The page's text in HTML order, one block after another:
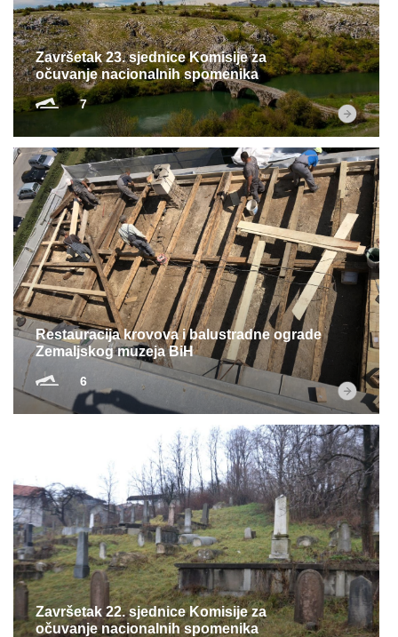
Završetak 23. sjednice Komisije za
očuvanje nacionalnih spomenika
7
Restauracija krovova i balustradne ograde
Zemaljskog muzeja BiH
6
Završetak 22. sjednice Komisije za
očuvanje nacionalnih spomenika